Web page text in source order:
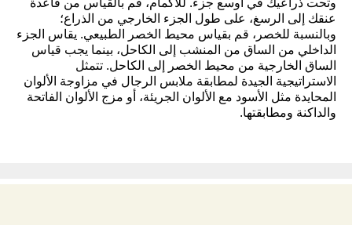
وتحت ذراعيك في أوسع جزء. للأكمام، قم بالقياس من قاعدة
عنقك إلى الرسغ، على طول الجزء الخارجي من الذراع؛
وبالنسبة للخصر، قم بقياس محيط الخصر الطبيعي. يقاس الجزء
الداخلي من الساق من المنشب إلى الكاحل، بينما يجب قياس
الساق الخارجية من محيط الخصر إلى الكاحل. تتمثل
الاستراتيجية الجيدة لمطابقة ملابس الرجال في مزاوجة الألوان
المحايدة مثل الأسود مع الألوان الجريئة، أو مزج الألوان الفاتحة
والداكنة ومطابقتها.